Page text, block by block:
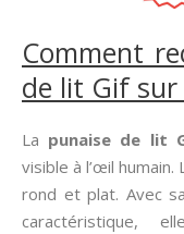
Comment
de lit Gif sur
La punaise de lit
visible à l’œil
rond et plat. Avec
caractéristique,